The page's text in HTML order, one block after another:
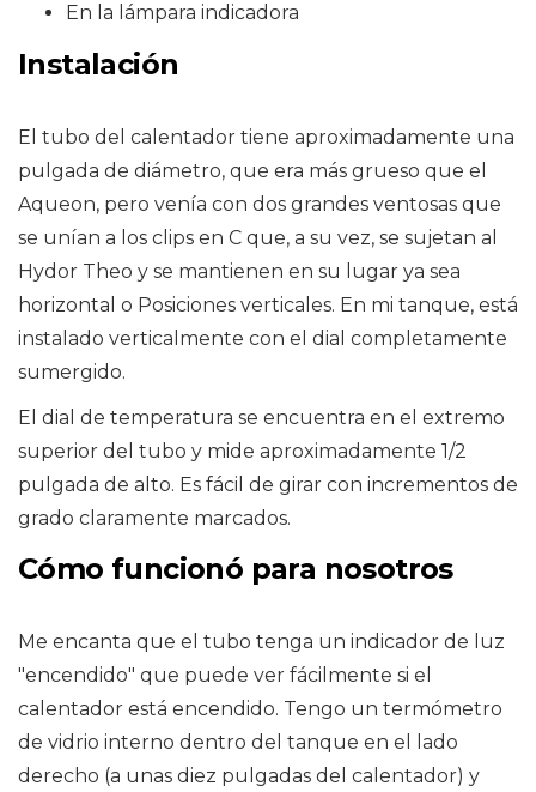
En la lámpara indicadora
Instalación
El tubo del calentador tiene aproximadamente una
pulgada de diámetro, que era más grueso que el
Aqueon, pero venía con dos grandes ventosas que
se unían a los clips en C que, a su vez, se sujetan al
Hydor Theo y se mantienen en su lugar ya sea
horizontal o Posiciones verticales. En mi tanque, está
instalado verticalmente con el dial completamente
sumergido.
El dial de temperatura se encuentra en el extremo
superior del tubo y mide aproximadamente 1/2
pulgada de alto. Es fácil de girar con incrementos de
grado claramente marcados.
Cómo funcionó para nosotros
Me encanta que el tubo tenga un indicador de luz
"encendido" que puede ver fácilmente si el
calentador está encendido. Tengo un termómetro
de vidrio interno dentro del tanque en el lado
derecho (a unas diez pulgadas del calentador) y